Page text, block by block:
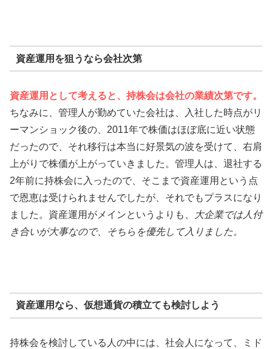
資産運用を狙うなら会社次第
資産運用として考えると、持株会は会社の業績次第です。
ちなみに、管理人が勤めていた会社は、入社した時点がリ
ーマンショック後の、2011年で株価はほぼ底に近い状態
だったので、それ移行は本当に好景気の波を受けて、右肩
上がりで株価が上がっていきました。管理人は、退社する
2年前に持株会に入ったので、そこまで資産運用という点
で恩恵は受けられませんでしたが、それでもプラスになり
ました。資産運用がメインというよりも、
大企業では人付
き合いが大事なので、そちらを優先して入りました。
資産運用なら、仮想通貨の積立ても検討しよう
持株会を検討している人の中には、社会人になって、ミド